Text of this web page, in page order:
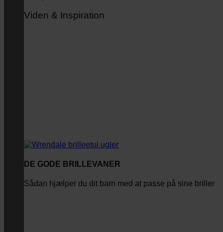
Viden & Inspiration
DE GODE BRILLEVANER
Sådan hjælper du dit barn med at passe på sine briller